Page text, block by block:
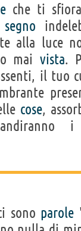
che ti
segno
alla luce
mai vista.
il tuo
cose,
i
sono parole